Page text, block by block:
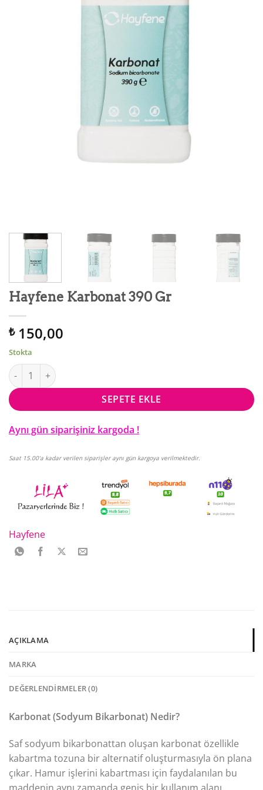
Hayfene Karbonat 390 Gr
₺150,00
Stokta
Hayfene Karbonat 390 Gr adet
SEPETE EKLE
Aynı gün siparişiniz kargoda !
Saat 15.00'a kadar verilen siparişler aynı gün kargoya verilmektedir.
Hayfene
AÇIKLAMA
MARKA
DEĞERLENDIRMELER (0)
Karbonat (Sodyum Bikarbonat) Nedir?
Saf sodyum bikarbonattan oluşan karbonat özellikle
kabartma tozuna bir alternatif oluşturmasıyla ön plana
çıkar. Hamur işlerini kabartması için faydalanılan bu
maddenin aynı zamanda geniş bir kullanım alanı